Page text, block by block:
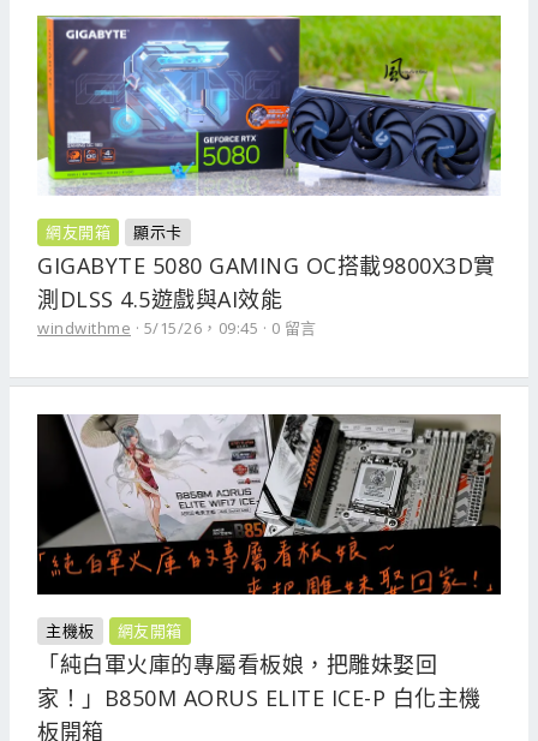
網友開箱 顯示卡
GIGABYTE 5080 GAMING OC搭載9800X3D實
測DLSS 4.5遊戲與AI效能
windwithme 5/15/26，09:45 0 留言
主機板 網友開箱
「純白軍火庫的專屬看板娘，把雕妹娶回
家！」B850M AORUS ELITE ICE-P 白化主機
板開箱